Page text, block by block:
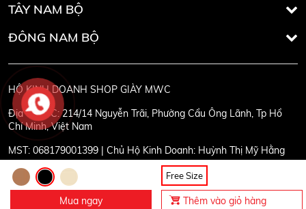
Free Size
Mua ngay Thêm vào giỏ hàng
TÂY NAM BỘ
ĐÔNG NAM BỘ
HỘ KINH DOANH SHOP GIÀY MWC
Địa chỉ:ĐC: 214/14 Nguyễn Trãi, Phường Cầu Ông Lãnh, Tp Hồ
Chí Minh, Việt Nam
MST: 068179001399 | Chủ Hộ Kinh Doanh: Huỳnh Thị Mỹ Hằng